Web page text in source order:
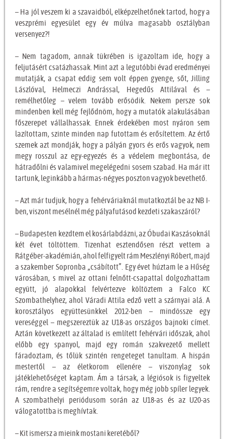
– Ha jól veszem ki a szavaidból, elképzelhetőnek tartod, hogy a
veszprémi egyesület egy év múlva magasabb osztályban
versenyez?!
– Nem tagadom, annak tükrében is igazoltam ide, hogy a
feljutásért csatázhassak. Mint azt a legutóbbi évad eredményei
mutatják, a csapat eddig sem volt éppen gyenge, sőt, Jilling
Lászlóval, Helmeczi Andrással, Hegedűs Attilával és –
remélhetőleg – velem tovább erősödik. Nekem persze sok
mindenben kell még fejlődnöm, hogy a mutatók alakulásában
főszerepet vállalhassak. Ennek érdekében most nyáron sem
lazítottam, szinte minden nap futottam és erősítettem. Az értő
szemek azt mondják, hogy a pályán gyors és erős vagyok, nem
megy rosszul az egy-egyezés és a védelem megbontása, de
hátradőlni és valamivel megelégedni sosem szabad. Ha már itt
tartunk, leginkább a hármas-négyes poszton vagyok bevethető.
– Azt már tudjuk, hogy a fehérváriaknál mutatkoztál be az NB I-
ben, viszont mesélnél még pályafutásod kezdeti szakaszáról?
– Budapesten kezdtem el kosárlabdázni, az Óbudai Kaszásoknál
két évet töltöttem. Tizenhat esztendősen részt vettem a
Rátgéber-akadémián, ahol felfigyelt rám Meszlényi Róbert, majd
a szakember Sopronba „csábított”. Egy évet húztam le a Hűség
városában, s mivel az ottani felnőtt-csapattal dolgozhattam
együtt, jó alapokkal felvértezve költöztem a Falco KC
Szombathelyhez, ahol Váradi Attila edző vett a szárnyai alá. A
korosztályos együttesünkkel 2012-ben – mindössze egy
vereséggel – megszereztük az U18-as országos bajnoki címet.
Aztán következett az általad is említett fehérvári időszak, ahol
előbb egy spanyol, majd egy román szakvezető mellett
fáradoztam, és tőlük szintén rengeteget tanultam. A hispán
mestertől – az életkorom ellenére – viszonylag sok
játéklehetőséget kaptam. Ám a társak, a légiósok is figyeltek
rám, rendre a segítségemre voltak, hogy még jobb spíler legyek.
A szombathelyi periódusom során az U18-as és az U20-as
válogatottba is meghívtak.
– Kit ismersz a mieink mostani keretéből?